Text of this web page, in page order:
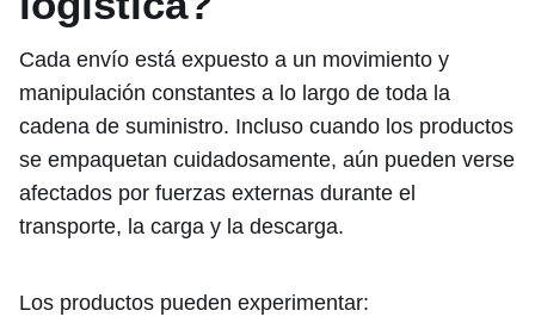
Cada envío está expuesto a un movimiento y
manipulación constantes a lo largo de toda la
cadena de suministro. Incluso cuando los productos
se empaquetan cuidadosamente, aún pueden verse
afectados por fuerzas externas durante el
transporte, la carga y la descarga.
Los productos pueden experimentar: